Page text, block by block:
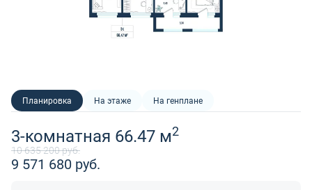
Планировка На этаже На генплане
3-комнатная 66.47 м2
10 635 200 руб.
9 571 680 руб.